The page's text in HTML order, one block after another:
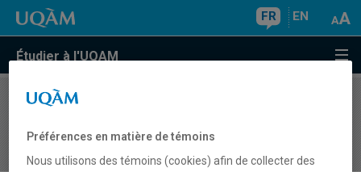
FR EN
Étudier à l'UQAM
COURS//
siècles)
Préférences en matière de témoins
Nous utilisons des témoins (cookies) afin de collecter des